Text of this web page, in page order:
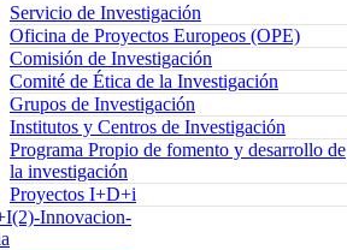
Servicio de Investigación
Oficina de Proyectos Europeos (OPE)
Comisión de Investigación
Comité de Ética de la Investigación
Grupos de Investigación
Institutos y Centros de Investigación
Programa Propio de fomento y desarrollo de
la investigación
Proyectos I+D+i
Innovacion-